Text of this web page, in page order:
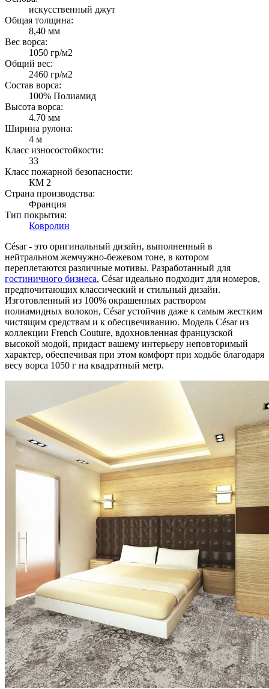
искусственный джут
Общая толщина:
8,40 мм
Вес ворса:
1050 гр/м2
Общий вес:
2460 гр/м2
Состав ворса:
100% Полиамид
Высота ворса:
4.70 мм
Ширина рулона:
4 м
Класс износостойкости:
33
Класс пожарной безопасности:
КМ 2
Страна производства:
Франция
Тип покрытия:
Ковролин
César - это оригинальный дизайн, выполненный в
нейтральном жемчужно-бежевом тоне, в котором
переплетаются различные мотивы. Разработанный для
гостиничного бизнеса, César идеально подходит для номеров,
предпочитающих классический и стильный дизайн.
Изготовленный из 100% окрашенных раствором
полиамидных волокон, César устойчив даже к самым жестким
чистящим средствам и к обесцвечиванию. Модель César из
коллекции French Couture, вдохновленная французской
высокой модой, придаст вашему интерьеру неповторимый
характер, обеспечивая при этом комфорт при ходьбе благодаря
весу ворса 1050 г на квадратный метр.